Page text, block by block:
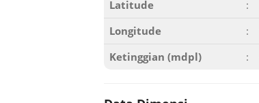
Latitude
:
Longitude
:
Ketinggian (mdpl)
: